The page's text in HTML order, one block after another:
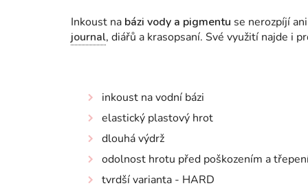
Inkoust na bázi vody a pigmentu se nerozpíjí ani
journal, diářů a krasopsaní. Své využití najde i
inkoust na vodní bázi
elastický plastový hrot
dlouhá výdrž
odolnost hrotu před poškozením a
tvrdší varianta - HARD